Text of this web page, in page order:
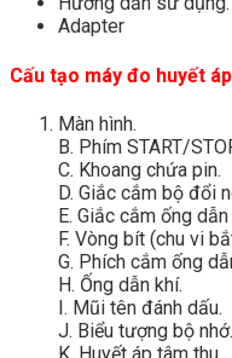
Adapter
Cấu tạo máy đo huyết
Màn hình.
B. Phím START/
C. Khoang chứa pin.
D. Giắc cắm bộ đổi
E. Giắc cắm ống dẫn
F. Vòng bít (chu vi
G. Phích cắm ống
H. Ống dẫn khí.
I. Mũi tên đánh dấu.
J. Biểu tượng bộ nhớ.